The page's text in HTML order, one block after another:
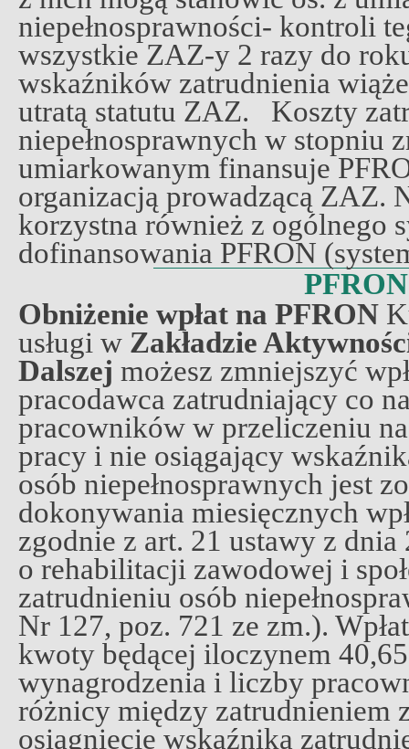
niepełnosprawności- kontroli
wszystkie ZAZ-y 2 razy do
wskaźników zatrudnienia
utratą statutu ZAZ. Koszty
niepełnosprawnych w stopniu
umiarkowanym finansuje
organizacją prowadzącą ZAZ.
korzystna również z ogólnego
dofinansowania PFRON
PFRON
Obniżenie wpłat na PFRON
usługi w Zakładzie
Dalszej możesz zmniejszyć
pracodawca zatrudniający co
pracowników w przeliczeniu
pracy i nie osiągający
osób niepełnosprawnych jest
dokonywania miesięcznych
zgodnie z art. 21 ustawy z
o rehabilitacji zawodowej i
zatrudnieniu osób
Nr 127, poz. 721 ze zm.).
kwoty będącej iloczynem
wynagrodzenia i liczby
różnicy między zatrudnieniem
osiągnięcie wskaźnika